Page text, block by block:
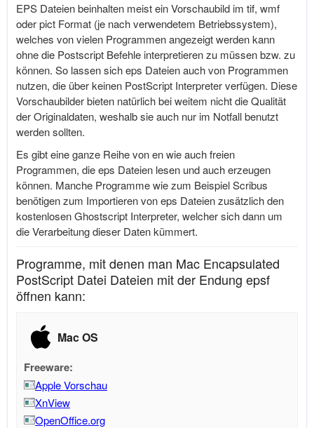
EPS Dateien beinhalten meist ein Vorschaubild im tif, wmf
oder pict Format (je nach verwendetem Betriebssystem),
welches von vielen Programmen angezeigt werden kann
ohne die Postscript Befehle interpretieren zu müssen bzw. zu
können. So lassen sich eps Dateien auch von Programmen
nutzen, die über keinen PostScript Interpreter verfügen. Diese
Vorschaubilder bieten natürlich bei weitem nicht die Qualität
der Originaldaten, weshalb sie auch nur im Notfall benutzt
werden sollten.
Es gibt eine ganze Reihe von en wie auch freien
Programmen, die eps Dateien lesen und auch erzeugen
können. Manche Programme wie zum Beispiel Scribus
benötigen zum Importieren von eps Dateien zusätzlich den
kostenlosen Ghostscript Interpreter, welcher sich dann um
die Verarbeitung dieser Daten kümmert.
Programme, mit denen man Mac Encapsulated
PostScript Datei Dateien mit der Endung epsf
öffnen kann:
Mac OS
Freeware:
Apple Vorschau
XnView
OpenOffice.org